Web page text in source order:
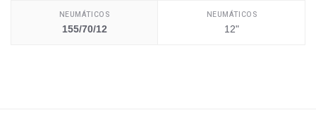
NEUMÁTICOS
155/70/12
NEUMÁTICOS
12"